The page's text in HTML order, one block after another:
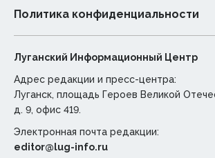
Политика конфиденциальности
Луганский Информационный Центр
Адрес редакции и пресс-центра:
Луганск, площадь Героев Великой
д. 9, офис 419.
Электронная почта редакции:
editor@lug-info.ru